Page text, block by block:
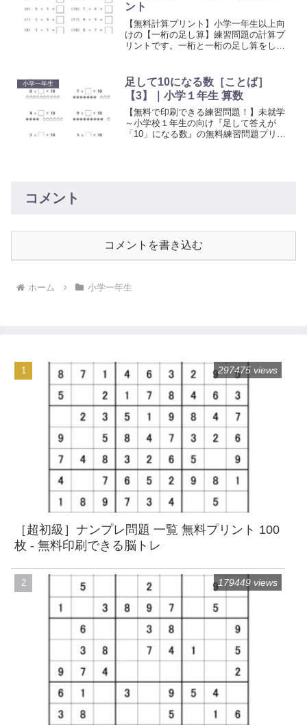
ント
【無料計算プリント】小学一年生以上向
けの【一桁の足し算】練習問題の計算プ
リントです。一桁と一桁の足し算をして
さい。何度も繰り返し問題を解く事で、
計算力を伸ばすことができます。
小学一年生
足して10になる数［ことば］
【3】｜小学１年生 算数
【無料で印刷できる練習問題！】未就学
～小学校１年生の向け『足して答えが
「10」になる数』の無料練習問題プリン
コメント
コメントを書き込む
ホーム 小学一年生
［超初級］ナンプレ問題 一覧 無料プリント 100
枚 - 無料印刷できる脳トレ
297475 views
179449 views